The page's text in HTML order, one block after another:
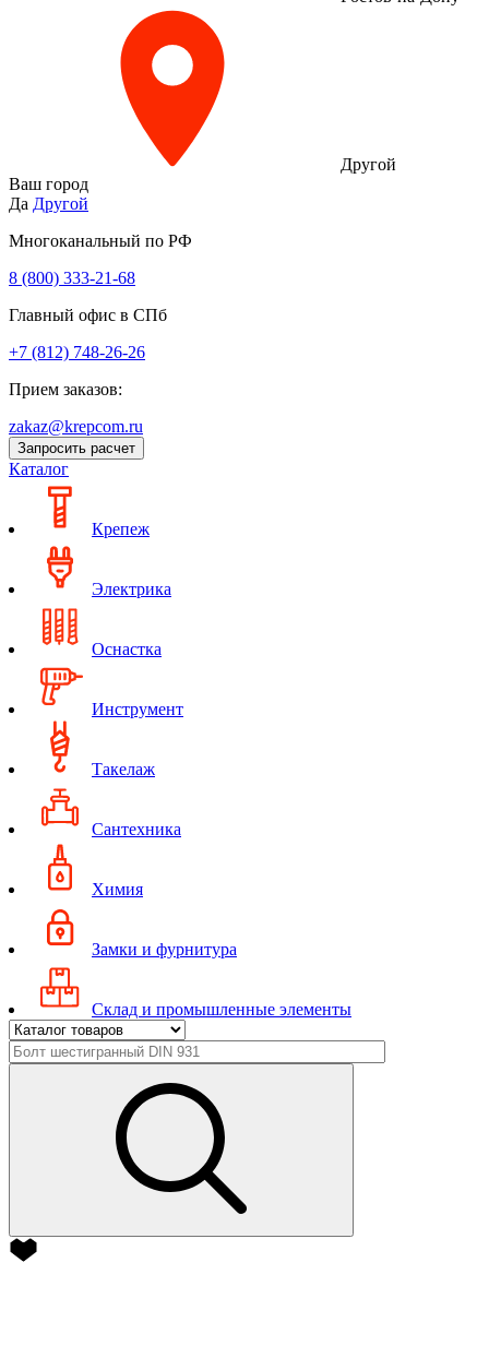
Другой
Ваш город
Да Другой
Многоканальный по РФ
8 (800) 333‑21-68
Главный офис в СПб
+7 (812) 748-26-26
Прием заказов:
zakaz@krepcom.ru
Запросить расчет
Каталог
Крепеж
Электрика
Оснастка
Инструмент
Такелаж
Сантехника
Химия
Замки и фурнитура
Склад и промышленные элементы